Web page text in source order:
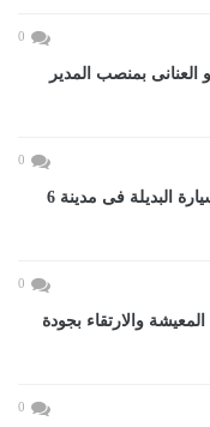
0
العنانى بمنصب المدير
0
بدء تلقى طلبات إحلال التوكتوك بالسيارة البديلة فى مدينة 6
0
والارتقاء بجودة
0